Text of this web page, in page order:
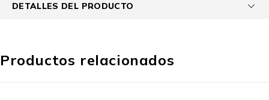
DETALLES DEL PRODUCTO
Productos relacionados